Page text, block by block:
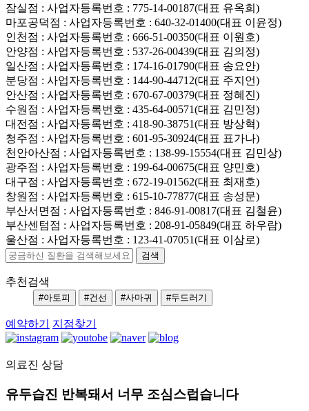
잠실점 : 사업자등록번호 : 775-14-00187(대표 유옥희)
마포공덕점 : 사업자등록번호 : 640-32-01400(대표 이윤정)
인천점 : 사업자등록번호 : 666-51-00350(대표 이원호)
안양점 : 사업자등록번호 : 537-26-00439(대표 김의정)
일산점 : 사업자등록번호 : 174-16-01790(대표 송요안)
분당점 : 사업자등록번호 : 144-90-44712(대표 주지언)
안산점 : 사업자등록번호 : 670-67-00379(대표 정혜진)
수원점 : 사업자등록번호 : 435-64-00571(대표 김민정)
대전점 : 사업자등록번호 : 418-90-38751(대표 방상혁)
청주점 : 사업자등록번호 : 601-95-30924(대표 표가나)
천안아산점 : 사업자등록번호 : 138-99-15554(대표 김민상)
광주점 : 사업자등록번호 : 199-64-00675(대표 양민호)
대구점 : 사업자등록번호 : 672-19-01562(대표 최재호)
창원점 : 사업자등록번호 : 615-10-77877(대표 송성문)
부산서면점 : 사업자등록번호 : 846-91-00817(대표 김철윤)
부산센텀점 : 사업자등록번호 : 208-91-05849(대표 하우람)
울산점 : 사업자등록번호 : 123-41-07051(대표 이삼로)
추천검색
#아토피 #건선 #사마귀 #두드러기
예약하기 지점찾기
루
성
의료진 상담
유두습진 반복돼서 너무 조심스럽습니다